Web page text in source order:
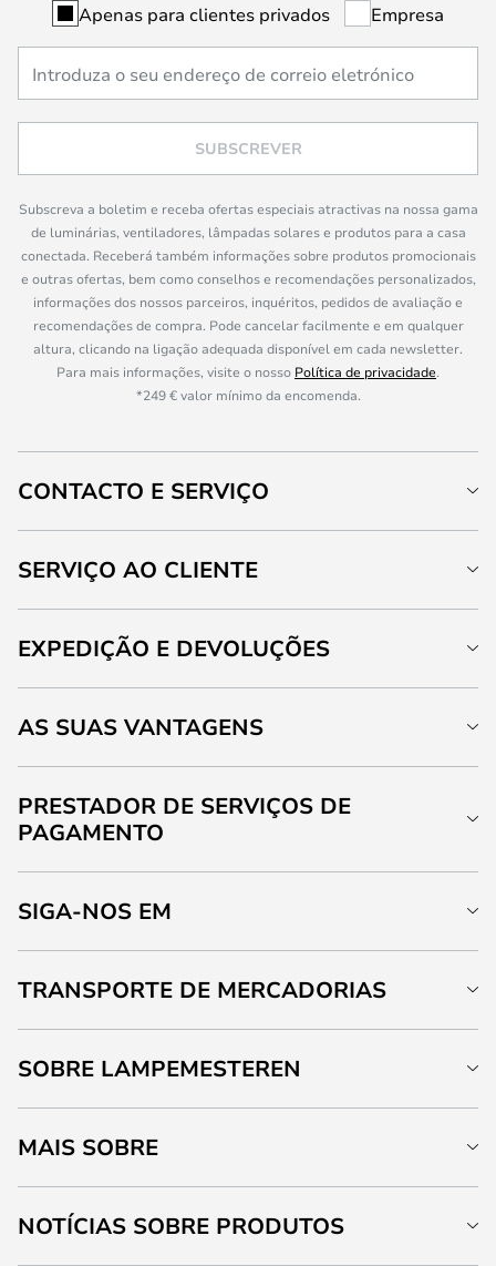
Apenas para clientes privados Empresa
SUBSCREVER
Subscreva a boletim e receba ofertas especiais atractivas na nossa gama
de luminárias, ventiladores, lâmpadas solares e produtos para a casa
conectada. Receberá também informações sobre produtos promocionais
e outras ofertas, bem como conselhos e recomendações personalizados,
informações dos nossos parceiros, inquéritos, pedidos de avaliação e
recomendações de compra. Pode cancelar facilmente e em qualquer
altura, clicando na ligação adequada disponível em cada newsletter.
Para mais informações, visite o nosso Política de privacidade.
*249 € valor mínimo da encomenda.
CONTACTO E SERVIÇO
SERVIÇO AO CLIENTE
EXPEDIÇÃO E DEVOLUÇÕES
AS SUAS VANTAGENS
PRESTADOR DE SERVIÇOS DE
PAGAMENTO
SIGA-NOS EM
TRANSPORTE DE MERCADORIAS
SOBRE LAMPEMESTEREN
MAIS SOBRE
NOTÍCIAS SOBRE PRODUTOS